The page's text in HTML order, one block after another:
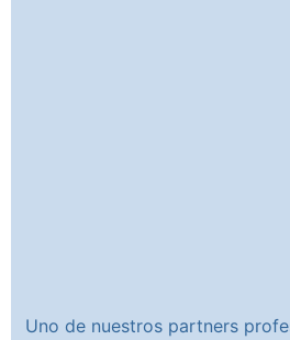
Uno de nuestros partners